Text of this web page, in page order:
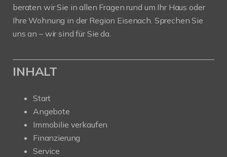
beraten wir Sie in allen Fragen rund um Ihr Haus oder
Ihre Wohnung in der Region Eisenach. Sprechen Sie
uns an – wir sind für Sie da.
INHALT
Start
Angebote
Immobilie verkaufen
Finanzierung
Service